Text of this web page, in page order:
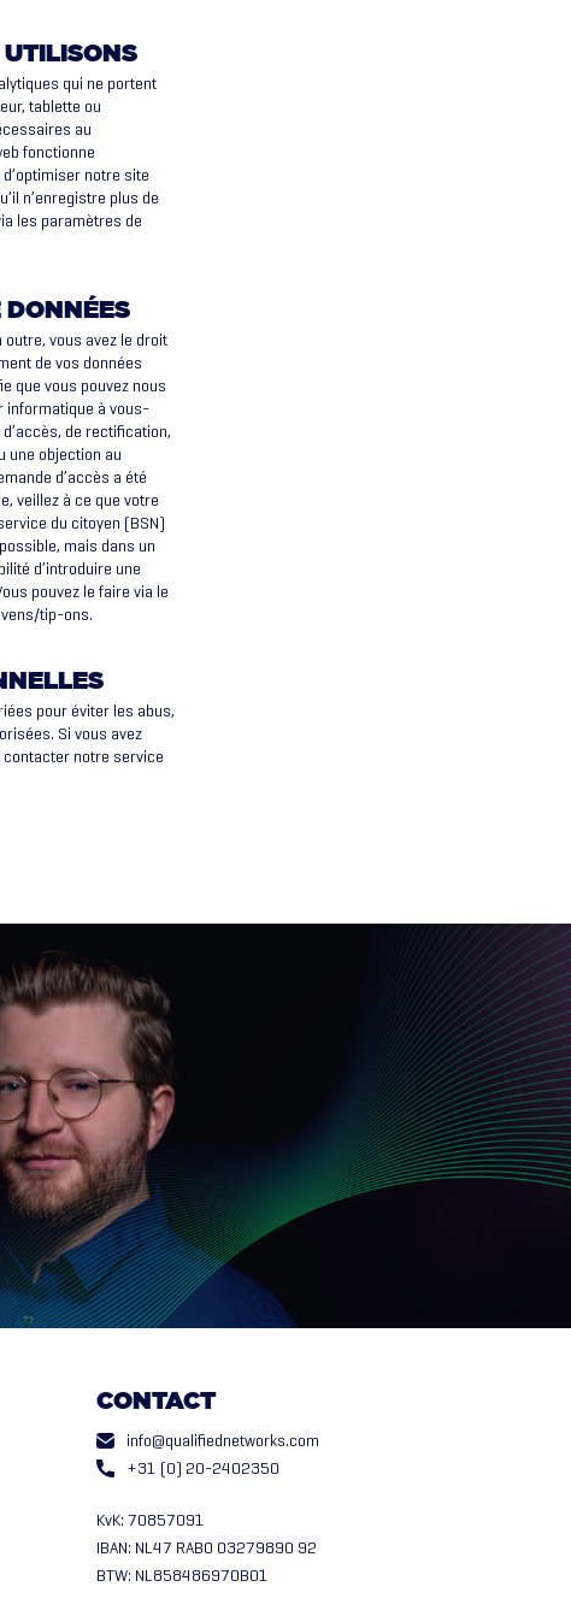
UTILISONS
qui ne portent
tablette ou
au
fonctionne
notre site
n’enregistre plus de
les paramètres de
DONNÉES
vous avez le droit
de vos données
que vous pouvez nous
informatique à vous-
de rectification,
une objection au
d’accès a été
veillez à ce que votre
du citoyen (BSN)
mais dans un
d’introduire une
pouvez le faire via le
tip-ons.
pour éviter les abus,
Si vous avez
contacter notre service
CONTACT
info@qualifiednetworks.com
+31 (0) 20-2402350
KvK: 70857091
IBAN: NL47 RABO 03279890 92
BTW: NL858486970B01